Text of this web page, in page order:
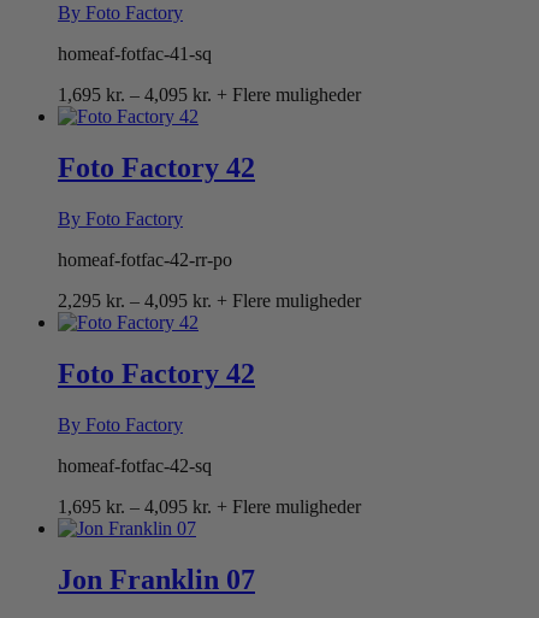
By Foto Factory
homeaf-fotfac-41-sq
1,695 kr. – 4,095 kr. Prisinterval:
4,095 kr.
+ Flere muligheder
Foto Factory 42
By Foto Factory
homeaf-fotfac-42-rr-po
2,295 kr. – 4,095 kr. Prisinterval:
4,095 kr.
+ Flere muligheder
Foto Factory 42
By Foto Factory
homeaf-fotfac-42-sq
1,695 kr. – 4,095 kr. Prisinterval:
4,095 kr.
+ Flere muligheder
Jon Franklin 07